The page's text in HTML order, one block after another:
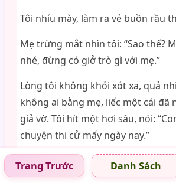
Tôi nhíu mày, làm ra vẻ buồn rầu
Mẹ trừng mắt nhìn tôi: “Sao thế?
nhé, đừng có giở trò gì với mẹ.”
Lòng tôi không khỏi xót xa, quả
không ai bằng mẹ, liếc một cái đã
giả vờ. Tôi hít một hơi sâu, nói:
chuyện thi cử mấy ngày nay.”
Mẹ vừa nghe vậy, quả nhiên hứng
chuyện gì?”
Trang Trước Danh Sách